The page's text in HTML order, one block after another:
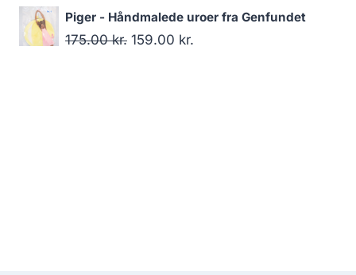
Piger - Håndmalede uroer fra Genfundet
175.00kr. 159.00 kr.